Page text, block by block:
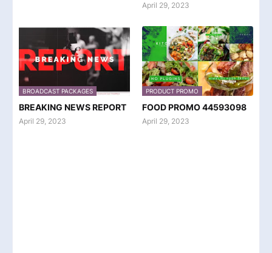
April 29, 2023
BROADCAST PACKAGES
BREAKING NEWS REPORT
April 29, 2023
PRODUCT PROMO
FOOD PROMO 44593098
April 29, 2023